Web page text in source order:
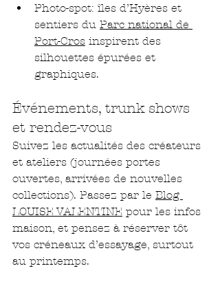
Photo-spot: îles d’Hyères et
sentiers du Parc national de
Port-Cros inspirent des
silhouettes épurées et
graphiques.
Événements, trunk shows
et rendez-vous
Suivez les actualités des créateurs
et ateliers (journées portes
ouvertes, arrivées de nouvelles
collections). Passez par le Blog
LOUISE VALENTINE pour les infos
maison, et pensez à réserver tôt
vos créneaux d’essayage, surtout
au printemps.